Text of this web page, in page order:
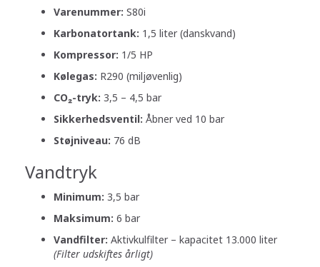
Varenummer: S80i
Karbonatortank: 1,5 liter (danskvand)
Kompressor: 1/5 HP
Kølegas: R290 (miljøvenlig)
CO₂-tryk: 3,5 – 4,5 bar
Sikkerhedsventil: Åbner ved 10 bar
Støjniveau: 76 dB
Vandtryk
Minimum: 3,5 bar
Maksimum: 6 bar
Vandfilter: Aktivkulfilter – kapacitet 13.000 liter
(Filter udskiftes årligt)